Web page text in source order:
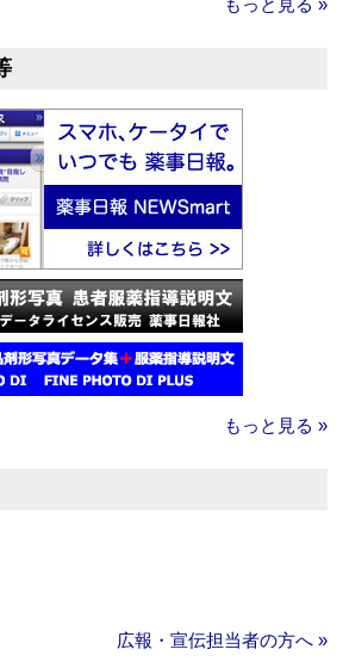
もっと見る »
もっと見る »
広報・宣伝担当者の方へ »